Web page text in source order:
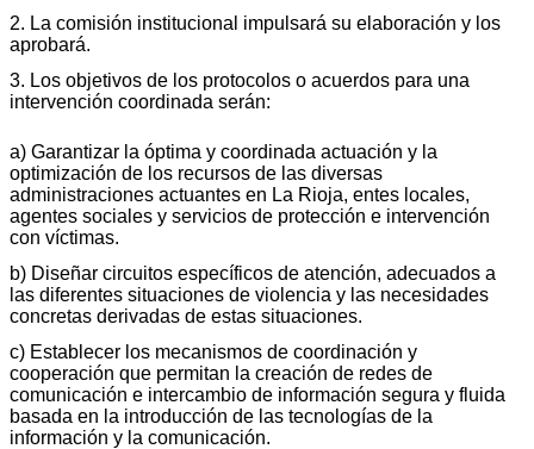
2. La comisión institucional impulsará su elaboración y los
aprobará.
3. Los objetivos de los protocolos o acuerdos para una
intervención coordinada serán:
a) Garantizar la óptima y coordinada actuación y la
optimización de los recursos de las diversas
administraciones actuantes en La Rioja, entes locales,
agentes sociales y servicios de protección e intervención
con víctimas.
b) Diseñar circuitos específicos de atención, adecuados a
las diferentes situaciones de violencia y las necesidades
concretas derivadas de estas situaciones.
c) Establecer los mecanismos de coordinación y
cooperación que permitan la creación de redes de
comunicación e intercambio de información segura y fluida
basada en la introducción de las tecnologías de la
información y la comunicación.